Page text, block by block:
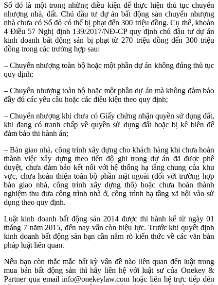
Sổ đỏ là một trong những điều kiện để thực hiện thủ tục chuyển
nhượng nhà, đất. Chủ đầu tư dự án bất động sản chuyển nhượng
nhà chưa có Sổ đỏ có thể bị phạt đến 300 triệu đồng. Cụ thể, khoản
4 Điều 57 Nghị định 139/2017/NĐ-CP quy định chủ đầu tư dự án
kinh doanh bất động sản bị phạt từ 270 triệu đồng đến 300 triệu
đồng trong các trường hợp sau:
– Chuyển nhượng toàn bộ hoặc một phần dự án không đúng thủ tục
quy định;
– Chuyển nhượng toàn bộ hoặc một phần dự án mà không đảm bảo
đầy đủ các yêu cầu hoặc các điều kiện theo quy định;
– Chuyển nhượng khi chưa có Giấy chứng nhận quyền sử dụng đất,
khi đang có tranh chấp về quyền sử dụng đất hoặc bị kê biên để
đảm bảo thi hành án;
– Bàn giao nhà, công trình xây dựng cho khách hàng khi chưa hoàn
thành việc xây dựng theo tiến độ ghi trong dự án đã được phê
duyệt, chưa đảm bảo kết nối với hệ thống hạ tầng chung của khu
vực, chưa hoàn thiện toàn bộ phần mặt ngoài (đối với trường hợp
bàn giao nhà, công trình xây dựng thô) hoặc chưa hoàn thành
nghiệm thu đưa công trình nhà ở, công trình hạ tầng xã hội vào sử
dụng theo quy định.
Luật kinh doanh bất động sản 2014 được thi hành kể từ ngày 01
tháng 7 năm 2015, đến nay vẫn còn hiệu lực. Trước khi quyết định
kinh doanh bất động sản bạn cần nắm rõ kiến thức về các văn bản
pháp luật liên quan.
Nếu bạn còn thắc mắc bất kỳ vấn đề nào liên quan đến luật trong
mua bán bất động sản thì hãy liên hệ với luật sư của Onekey &
Partner qua email info@onekeylaw.com hoặc liên hệ trực tiếp đến